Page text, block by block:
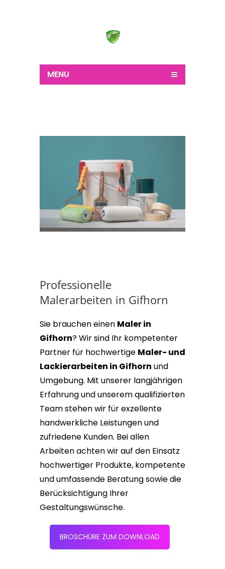
MENU
Professionelle
Malerarbeiten in Gifhorn
Sie brauchen einen Maler in
Gifhorn? Wir sind Ihr kompetenter
Partner für hochwertige Maler- und
Lackierarbeiten in Gifhorn und
Umgebung. Mit unserer langjährigen
Erfahrung und unserem qualifizierten
Team stehen wir für exzellente
handwerkliche Leistungen und
zufriedene Kunden. Bei allen
Arbeiten achten wir auf den Einsatz
hochwertiger Produkte, kompetente
und umfassende Beratung sowie die
Berücksichtigung Ihrer
Gestaltungswünsche.
BROSCHÜRE ZUM DOWNLOAD